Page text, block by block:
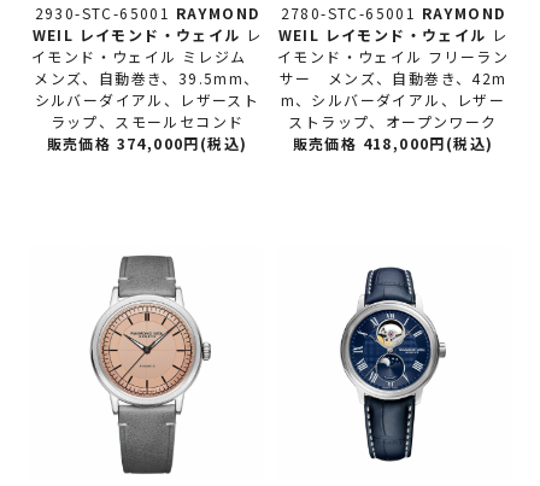
2930-STC-65001 RAYMOND
WEIL レイモンド・ウェイル レ
イモンド・ウェイル ミレジム
メンズ、自動巻き、39.5mm、
シルバーダイアル、レザースト
ラップ、スモールセコンド
販売価格 374,000円(税込)
2780-STC-65001 RAYMOND
WEIL レイモンド・ウェイル レ
イモンド・ウェイル フリーラン
サー メンズ、自動巻き、42m
m、シルバーダイアル、レザー
ストラップ、オープンワーク
販売価格 418,000円(税込)